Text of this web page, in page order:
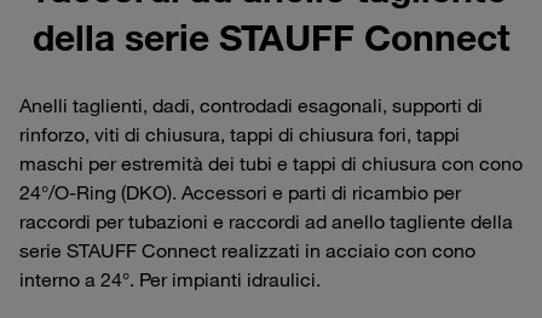
della serie STAUFF Connect
Anelli taglienti, dadi, controdadi esagonali, supporti di
rinforzo, viti di chiusura, tappi di chiusura fori, tappi
maschi per estremità dei tubi e tappi di chiusura con cono
24°/O-Ring (DKO). Accessori e parti di ricambio per
raccordi per tubazioni e raccordi ad anello tagliente della
serie STAUFF Connect realizzati in acciaio con cono
interno a 24°. Per impianti idraulici.